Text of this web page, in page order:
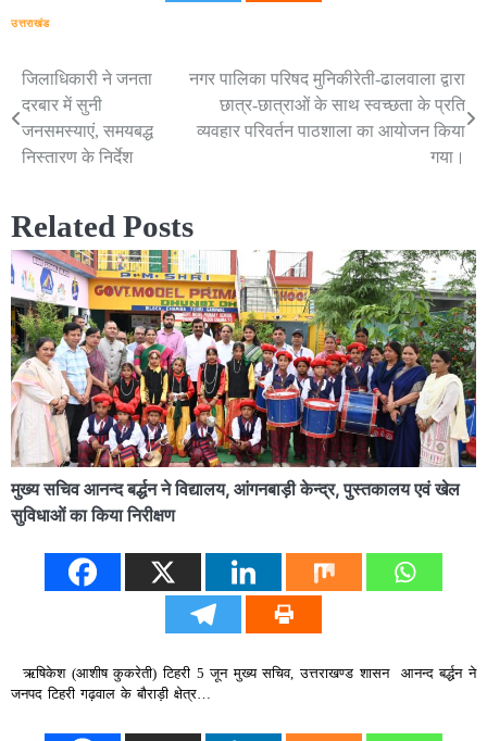
उत्तराखंड
Post
navigation
जिलाधिकारी ने जनता
दरबार में सुनी
जनसमस्याएं, समयबद्ध
निस्तारण के निर्देश
नगर पालिका परिषद मुनिकीरेती-ढालवाला द्वारा
छात्र-छात्राओं के साथ स्वच्छता के प्रति
व्यवहार परिवर्तन पाठशाला का आयोजन किया
गया।
Related Posts
मुख्य सचिव आनन्द बर्द्धन ने विद्यालय, आंगनबाड़ी केन्द्र, पुस्तकालय एवं खेल
सुविधाओं का किया निरीक्षण
ऋषिकेश (आशीष कुकरेती) टिहरी 5 जून मुख्य सचिव, उत्तराखण्ड शासन आनन्द बर्द्धन ने
जनपद टिहरी गढ़वाल के बौराड़ी क्षेत्र…